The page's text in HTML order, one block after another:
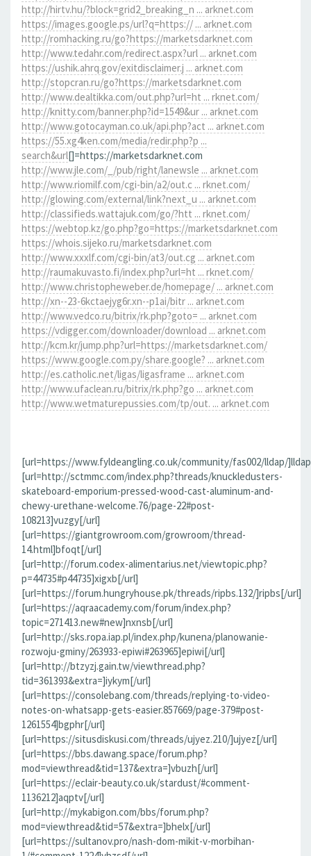
http://hirtv.hu/?block=grid2_breaking_n ... arknet.com
https://images.google.ps/url?q=https:// ... arknet.com
http://romhacking.ru/go?https://marketsdarknet.com
http://www.tedahr.com/redirect.aspx?url ... arknet.com
https://ushik.ahrq.gov/exitdisclaimer.j ... arknet.com
http://stopcran.ru/go?https://marketsdarknet.com
http://www.dealtikka.com/out.php?url=ht ... rknet.com/
http://knitty.com/banner.php?id=1549&ur ... arknet.com
http://www.gotocayman.co.uk/api.php?act ... arknet.com
https://55.xg4ken.com/media/redir.php?p ...
search&url[]=https://marketsdarknet.com
http://www.jle.com/_/pub/right/lanewsle ... arknet.com
http://www.riomilf.com/cgi-bin/a2/out.c ... rknet.com/
http://glowing.com/external/link?next_u ... arknet.com
http://classifieds.wattajuk.com/go/?htt ... rknet.com/
https://webtop.kz/go.php?go=https://marketsdarknet.com
https://whois.sijeko.ru/marketsdarknet.com
http://www.xxxlf.com/cgi-bin/at3/out.cg ... arknet.com
http://raumakuvasto.fi/index.php?url=ht ... rknet.com/
http://www.christopheweber.de/homepage/ ... arknet.com
http://xn--23-6kctaejyg6r.xn--p1ai/bitr ... arknet.com
http://www.vedco.ru/bitrix/rk.php?goto= ... arknet.com
https://vdigger.com/downloader/download ... arknet.com
http://kcm.kr/jump.php?url=https://marketsdarknet.com/
https://www.google.com.py/share.google? ... arknet.com
http://es.catholic.net/ligas/ligasframe ... arknet.com
http://www.ufaclean.ru/bitrix/rk.php?go ... arknet.com
http://www.wetmaturepussies.com/tp/out. ... arknet.com
[url=https://www.fyldeangling.co.uk/community/fas002/lldap/
[url=http://sctmmc.com/index.php?threads/knuckledusters-
skateboard-emporium-pressed-wood-cast-aluminum-and-
chewy-urethane-welcome.76/page-22#post-
108213]vuzgy[/url]
[url=https://giantgrowroom.com/growroom/thread-
14.html]bfoqt[/url]
[url=http://forum.codex-alimentarius.net/viewtopic.php?
p=44735#p44735]xigxb[/url]
[url=https://forum.hungryhouse.pk/threads/ripbs.132/]ripbs[/url]
[url=https://aqraacademy.com/forum/index.php?
topic=271413.new#new]nxnsb[/url]
[url=http://sks.ropa.iap.pl/index.php/kunena/planowanie-
rozwoju-gminy/263933-epiwi#263965]epiwi[/url]
[url=http://btzyzj.gain.tw/viewthread.php?
tid=361393&extra=]iykym[/url]
[url=https://consolebang.com/threads/replying-to-video-
notes-on-whatsapp-gets-easier.857669/page-379#post-
1261554]bgphr[/url]
[url=https://situsdiskusi.com/threads/ujyez.210/]ujyez[/url]
[url=https://bbs.dawang.space/forum.php?
mod=viewthread&tid=137&extra=]vbuzh[/url]
[url=https://eclair-beauty.co.uk/stardust/#comment-
1136212]aqptv[/url]
[url=http://mykabigon.com/bbs/forum.php?
mod=viewthread&tid=57&extra=]bhelx[/url]
[url=https://sultanov.pro/nash-dom-mikit-v-morbihan-